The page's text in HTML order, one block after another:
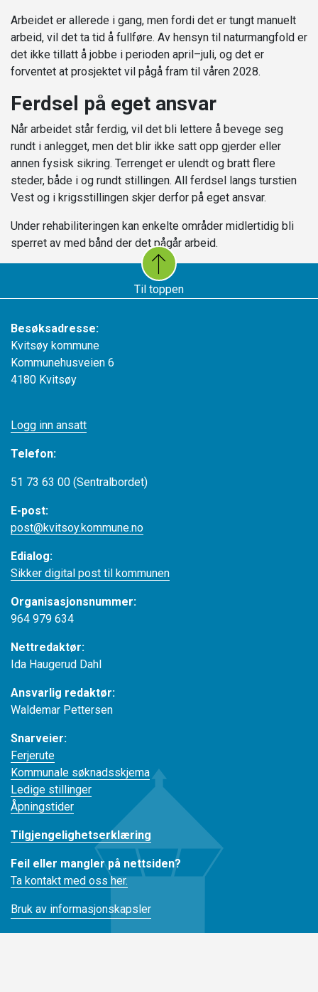
Arbeidet er allerede i gang, men fordi det er tungt manuelt
arbeid, vil det ta tid å fullføre. Av hensyn til naturmangfold er
det ikke tillatt å jobbe i perioden april–juli, og det er
forventet at prosjektet vil pågå fram til våren 2028.
Ferdsel på eget ansvar
Når arbeidet står ferdig, vil det bli lettere å bevege seg
rundt i anlegget, men det blir ikke satt opp gjerder eller
annen fysisk sikring. Terrenget er ulendt og bratt flere
steder, både i og rundt stillingen. All ferdsel langs turstien
Vest og i krigsstillingen skjer derfor på eget ansvar.
Under rehabiliteringen kan enkelte områder midlertidig bli
sperret av med bånd der det pågår arbeid.
Til toppen
Besøksadresse:
Kvitsøy kommune
Kommunehusveien 6
4180 Kvitsøy
Logg inn ansatt
Telefon:
51 73 63 00 (Sentralbordet)
E-post:
post@kvitsoy.kommune.no
Edialog:
Sikker digital post til kommunen
Organisasjonsnummer:
964 979 634
Nettredaktør:
Ida Haugerud Dahl
Ansvarlig redaktør:
Waldemar Pettersen
Snarveier:
Ferjerute
Kommunale søknadsskjema
Ledige stillinger
Åpningstider
Tilgjengelighetserklæring
Feil eller mangler på nettsiden?
Ta kontakt med oss her.
Bruk av informasjonskapsler